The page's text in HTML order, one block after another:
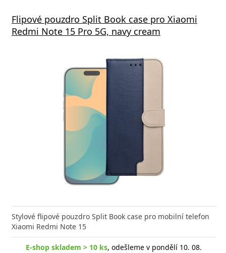
Flipové pouzdro Split Book case pro Xiaomi
Redmi Note 15 Pro 5G, navy cream
Stylové flipové pouzdro Split Book case pro mobilní telefon
Xiaomi Redmi Note 15
E-shop skladem > 10 ks, odešleme v pondělí 10. 08.